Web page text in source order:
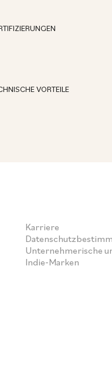
VORTEILE
Karriere
Unternehmerische
Indie-Marken